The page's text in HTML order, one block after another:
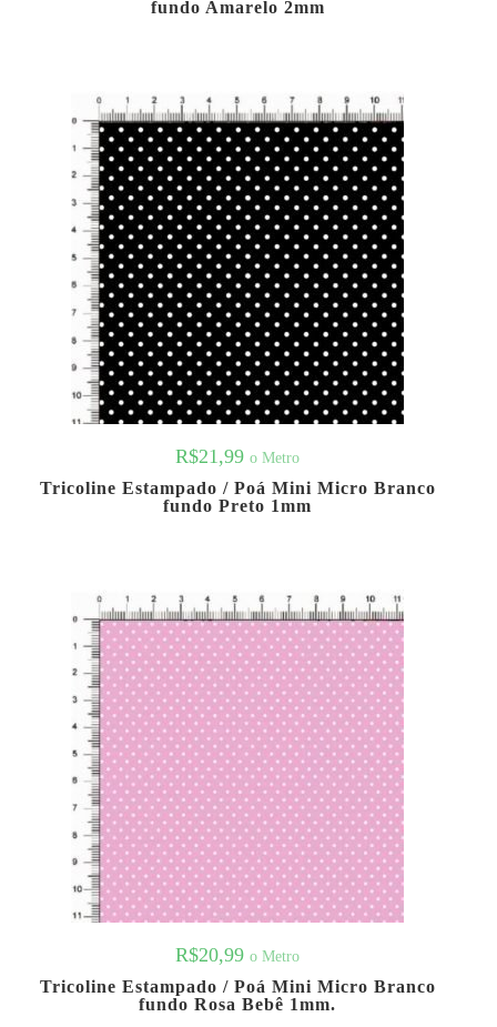
fundo Amarelo 2mm
R$21,99 o Metro
Tricoline Estampado / Poá Mini Micro Branco
fundo Preto 1mm
R$20,99 o Metro
Tricoline Estampado / Poá Mini Micro Branco
fundo Rosa Bebê 1mm.